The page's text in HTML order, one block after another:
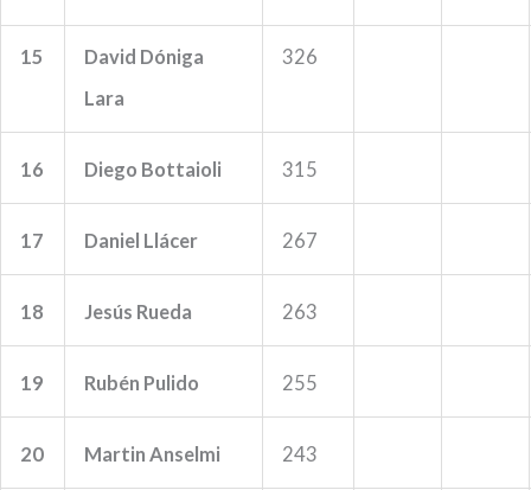
15
David Dóniga
Lara
326
16 Diego Bottaioli 315
17 Daniel Llácer 267
18 Jesús Rueda 263
19 Rubén Pulido 255
20 Martin Anselmi 243